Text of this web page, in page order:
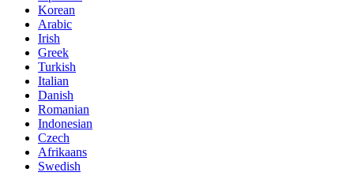
Korean
Arabic
Irish
Greek
Turkish
Italian
Danish
Romanian
Indonesian
Czech
Afrikaans
Swedish